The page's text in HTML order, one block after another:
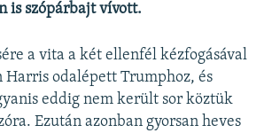
is szópárbajt vívott.
a vita a két ellenfél kézfogásával
odalépett Trumphoz, és
eddig nem került sor köztük
Ezután azonban gyorsan heves